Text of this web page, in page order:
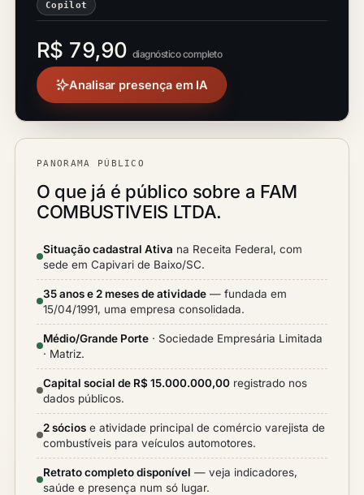
Copilot
R$ 79,90 diagnóstico completo
Analisar presença em IA
PANORAMA PÚBLICO
O que já é público sobre a FAM
COMBUSTIVEIS LTDA.
Situação cadastral Ativa na Receita Federal, com
sede em Capivari de Baixo/SC.
35 anos e 2 meses de atividade — fundada em
15/04/1991, uma empresa consolidada.
Médio/Grande Porte · Sociedade Empresária Limitada
· Matriz.
Capital social de R$ 15.000.000,00 registrado nos
dados públicos.
2 sócios e atividade principal de comércio varejista de
combustíveis para veículos automotores.
Retrato completo disponível — veja indicadores,
saúde e presença num só lugar.